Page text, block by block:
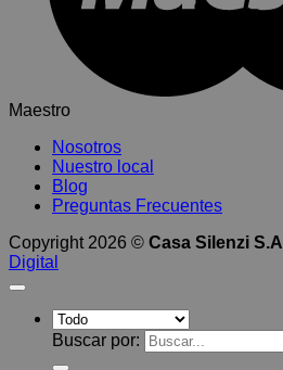
Maestro
Nosotros
Nuestro local
Blog
Preguntas Frecuentes
Copyright 2026 © Casa Silenzi S.A
Digital
Buscar por: